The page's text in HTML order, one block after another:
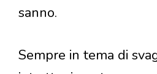
sanno.
Sempre in tema di